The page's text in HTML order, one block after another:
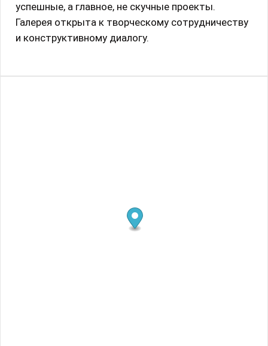
успешные, а главное, не скучные проекты.
Галерея открыта к творческому сотрудничеству
и конструктивному диалогу.